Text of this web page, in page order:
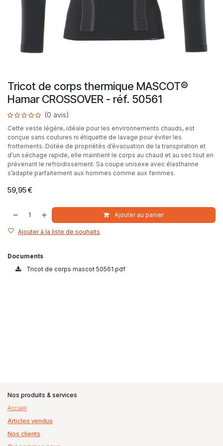
Tricot de corps thermique MASCOT®
Hamar CROSSOVER - réf. 50561
(0 avis)
Cette veste légère, idéale pour les environnements chauds, est
conçue sans coutures ni étiquette de lavage pour éviter les
frottements. Dotée de propriétés d’évacuation de la transpiration et
d’un séchage rapide, elle maintient le corps au chaud et au sec tout en
prévenant le refroidissement. Sa coupe unisexe avec élasthanne
s’adapte parfaitement aux hommes comme aux femmes.
59,95€
Ajouter au panier
Ajouter à la liste de souhaits
Documents
Tricot de corps mascot 50561.pdf
Nos produits & services
Accueil
Articles vendus
Nos clients